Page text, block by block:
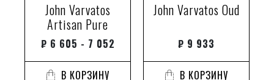
John Varvatos
Artisan Pure
₽ 6 605 - 7 052
В КОРЗИНУ
John Varvatos Oud
₽ 9 933
В КОРЗИНУ